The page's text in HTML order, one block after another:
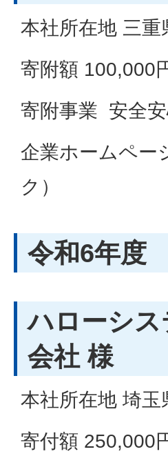
本社所在地 三重
寄附額 100,000
寄附事業 安全
企業ホームペー
ク）
令和6年度
ハローシ
会社 様
本社所在地 埼
寄付額 250,000